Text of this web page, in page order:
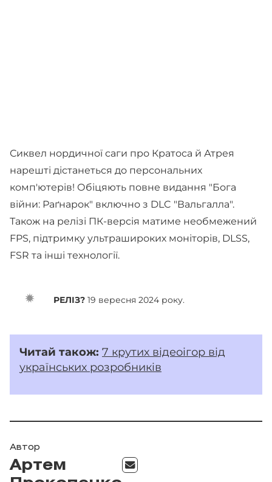
Сиквел нордичної саги про Кратоса й Атрея
нарешті дістанеться до персональних
комп'ютерів! Обіцяють повне видання "Бога
війни: Раґнарок" включно з DLC "Вальгалла".
Також на релізі ПК-версія матиме необмежений
FPS, підтримку ультрашироких моніторів, DLSS,
FSR та інші технології.
РЕЛІЗ? 19 вересня 2024 року.
Читай також: 7 крутих відеоігор від
українських розробників
Автор
Артем